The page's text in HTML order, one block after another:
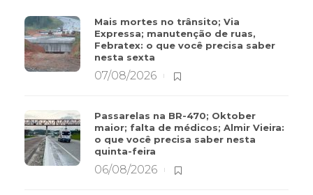
Mais mortes no trânsito; Via
Expressa; manutenção de ruas,
Febratex: o que você precisa saber
nesta sexta
07/08/2026
Passarelas na BR-470; Oktober
maior; falta de médicos; Almir Vieira:
o que você precisa saber nesta
quinta-feira
06/08/2026